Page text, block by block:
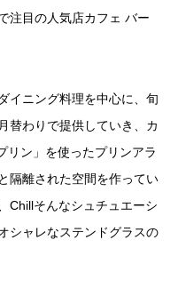
注目の人気店カフェ バー
イニング料理を中心に、旬
替わりで提供していき、カ
リン」を使ったプリンアラ
隔離された空間を作ってい
Chillそんなシュチュエーシ
シャレなステンドグラスの